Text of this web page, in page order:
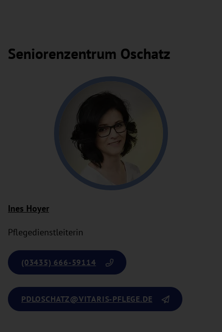
Seniorenzentrum Oschatz
Ines Hoyer
Pflegedienstleiterin
(03435) 666-59114
PDLOSCHATZ@VITARIS-PFLEGE.DE